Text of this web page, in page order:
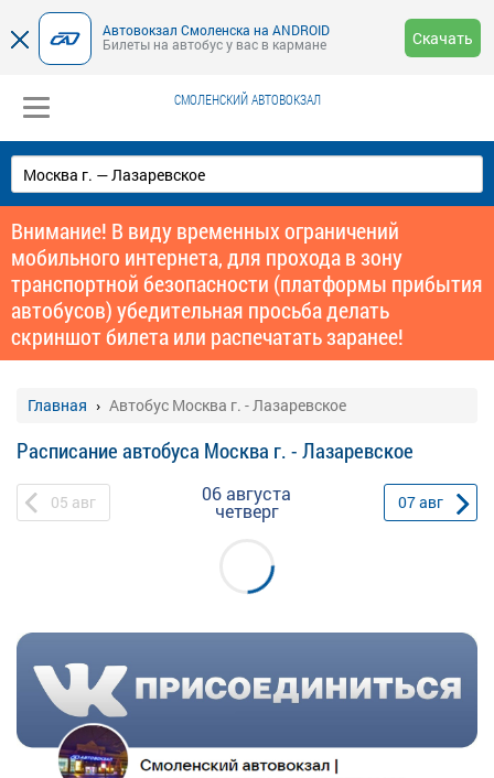
Автовокзал Смоленска на ANDROID
Билеты на автобус у вас в кармане
Скачать
СМОЛЕНСКИЙ АВТОВОКЗАЛ
Внимание! В виду временных ограничений
мобильного интернета, для прохода в зону
транспортной безопасности (платформы прибытия
автобусов) убедительная просьба делать
скриншот билета или распечатать заранее!
Главная Автобус Москва г. - Лазаревское
Расписание автобуса Москва г. - Лазаревское
05 авг 06 августа
четверг 07авг